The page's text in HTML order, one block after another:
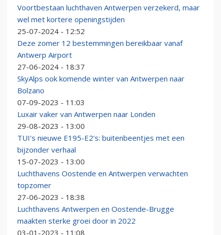
Voortbestaan luchthaven Antwerpen verzekerd, maar
wel met kortere openingstijden
25-07-2024 - 12:52
Deze zomer 12 bestemmingen bereikbaar vanaf
Antwerp Airport
27-06-2024 - 18:37
SkyAlps ook komende winter van Antwerpen naar
Bolzano
07-09-2023 - 11:03
Luxair vaker van Antwerpen naar Londen
29-08-2023 - 13:00
TUI's nieuwe E195-E2's: buitenbeentjes met een
bijzonder verhaal
15-07-2023 - 13:00
Luchthavens Oostende en Antwerpen verwachten
topzomer
27-06-2023 - 18:38
Luchthavens Antwerpen en Oostende-Brugge
maakten sterke groei door in 2022
03-01-2023 - 11:08